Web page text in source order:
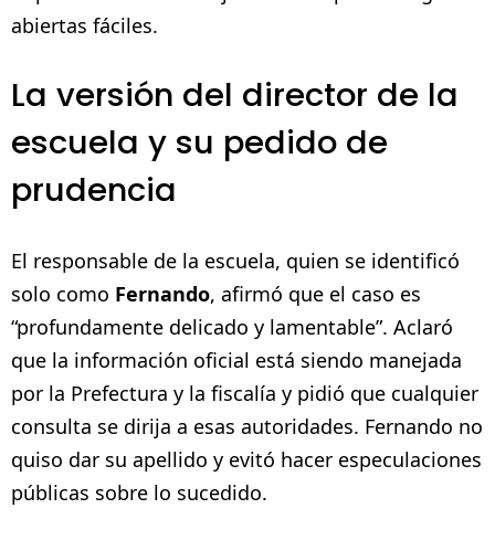
abiertas fáciles.
La versión del director de la
escuela y su pedido de
prudencia
El responsable de la escuela, quien se identificó
solo como Fernando, afirmó que el caso es
“profundamente delicado y lamentable”. Aclaró
que la información oficial está siendo manejada
por la Prefectura y la fiscalía y pidió que cualquier
consulta se dirija a esas autoridades. Fernando no
quiso dar su apellido y evitó hacer especulaciones
públicas sobre lo sucedido.